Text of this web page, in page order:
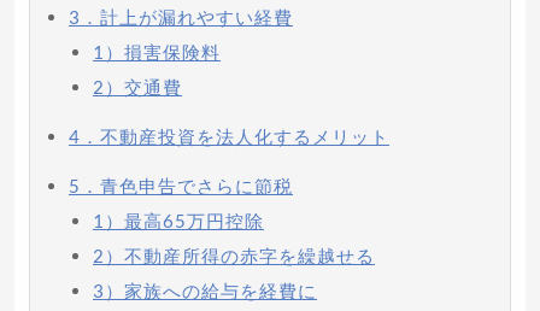
3．計上が漏れやすい経費
1）損害保険料
2）交通費
4．不動産投資を法人化するメリット
5．青色申告でさらに節税
1）最高65万円控除
2）不動産所得の赤字を繰越せる
3）家族への給与を経費に